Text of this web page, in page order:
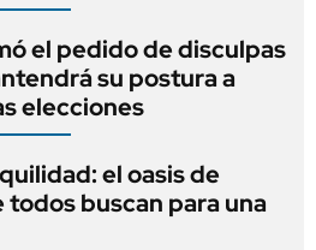
el pedido de disculpas
su postura a
elecciones
el oasis de
todos buscan para una